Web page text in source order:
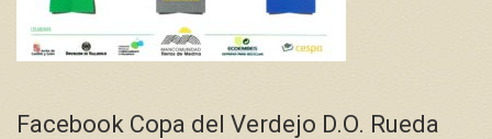
Facebook Copa del Verdejo D.O. Rueda